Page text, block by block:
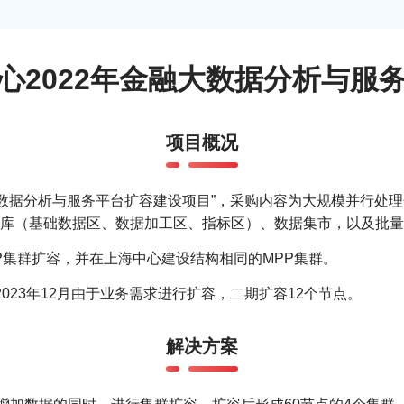
2022年金融大数据分析与服
项目概况
分析与服务平台扩容建设项目”，采购内容为大规模并行处
（基础数据区、数据加工区、指标区）、数据集市，以及批
群扩容，并在上海中心建设结构相同的MPP集群。
年12月由于业务需求进行扩容，二期扩容12个节点。
解决方案